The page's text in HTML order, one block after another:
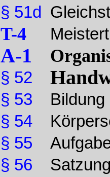
§ 51d
T-4
A-1
§ 52
§ 53
§ 54
§ 55
§ 56
Bildung
Satzung